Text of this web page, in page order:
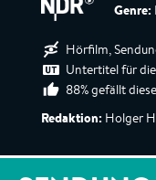
Genre:
Hörfilm,
Untertitel für
88% gefällt
Redaktion: Holger